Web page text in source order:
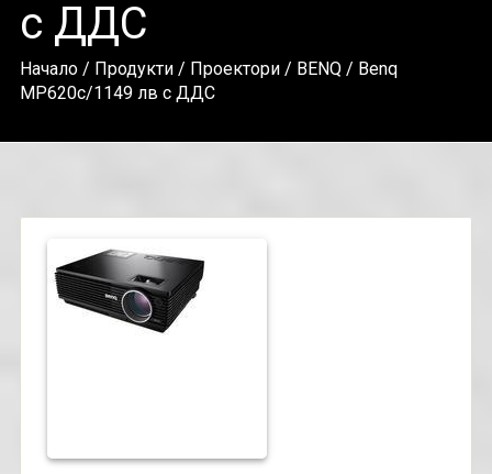
с ДДС
Начало/ Продукти/ Проектори/ BENQ/ Benq
MP620c/1149 лв с ДДС